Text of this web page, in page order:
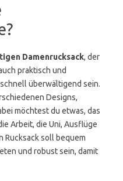
Damenrucksack, der
praktisch und
überwältigend sein.
Designs,
möchtest du etwas, das
Arbeit, die Uni, Ausflüge
Rucksack soll bequem
und robust sein, damit